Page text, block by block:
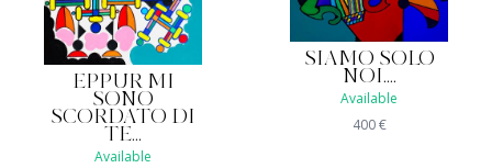
EPPUR MI
SONO
SCORDATO DI
TE...
Available
SIAMO SOLO
NOI....
Available
400€